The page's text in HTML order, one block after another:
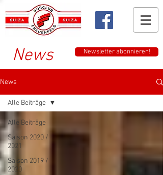
News Newsletter abonnieren!
News
Alle Beiträge
Saison 2020 /
2021
Saison 2019 /
2020
Alle Beiträge